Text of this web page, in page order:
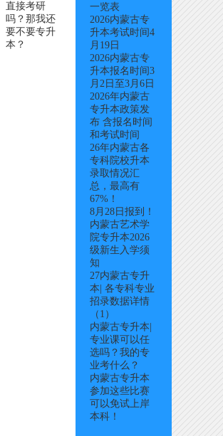
直接考研
吗？那我还
要不要专升
本？
一览表
2026内蒙古专
升本考试时间4
月19日
2026内蒙古专
升本报名时间3
月2日至3月6日
2026年内蒙古
专升本政策发
布 含报名时间
和考试时间
26年内蒙古各
专科院校升本
录取情况汇
总，最高有
67%！
8月28日报到！
内蒙古艺术学
院专升本2026
级新生入学须
知
27内蒙古专升
本| 各专科专业
招录数据详情
（1）
内蒙古专升本|
专业课可以任
选吗？我的专
业考什么？
内蒙古专升本
参加这些比赛
可以免试上岸
本科！